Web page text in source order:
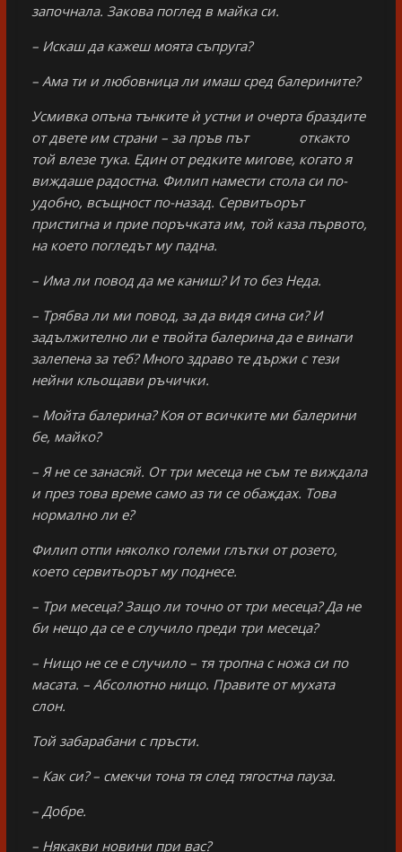
започнала. Закова поглед в майка си.
– Искаш да кажеш моята съпруга?
– Ама ти и любовница ли имаш сред балерините?
Усмивка опъна тънките ѝ устни и очерта браздите
от двете им страни – за пръв път откакто
той влезе тука. Един от редките мигове, когато я
виждаше радостна. Филип намести стола си по-
удобно, всъщност по-назад. Сервитьорът
пристигна и прие поръчката им, той каза първото,
на което погледът му падна.
– Има ли повод да ме каниш? И то без Неда.
– Трябва ли ми повод, за да видя сина си? И
задължително ли е твойта балерина да е винаги
залепена за теб? Много здраво те държи с тези
нейни кльощави ръчички.
– Мойта балерина? Коя от всичките ми балерини
бе, майко?
– Я не се занасяй. От три месеца не съм те виждала
и през това време само аз ти се обаждах. Това
нормално ли е?
Филип отпи няколко големи глътки от розето,
което сервитьорът му поднесе.
– Три месеца? Защо ли точно от три месеца? Да не
би нещо да се е случило преди три месеца?
– Нищо не се е случило – тя тропна с ножа си по
масата. – Абсолютно нищо. Правите от мухата
слон.
Той забарабани с пръсти.
– Как си? – смекчи тона тя след тягостна пауза.
– Добре.
– Някакви новини при вас?